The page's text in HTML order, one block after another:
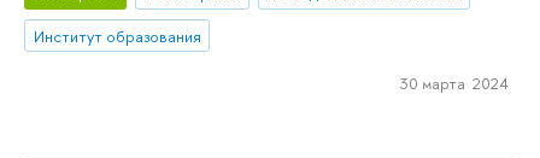
Институт образования
30 марта 2024